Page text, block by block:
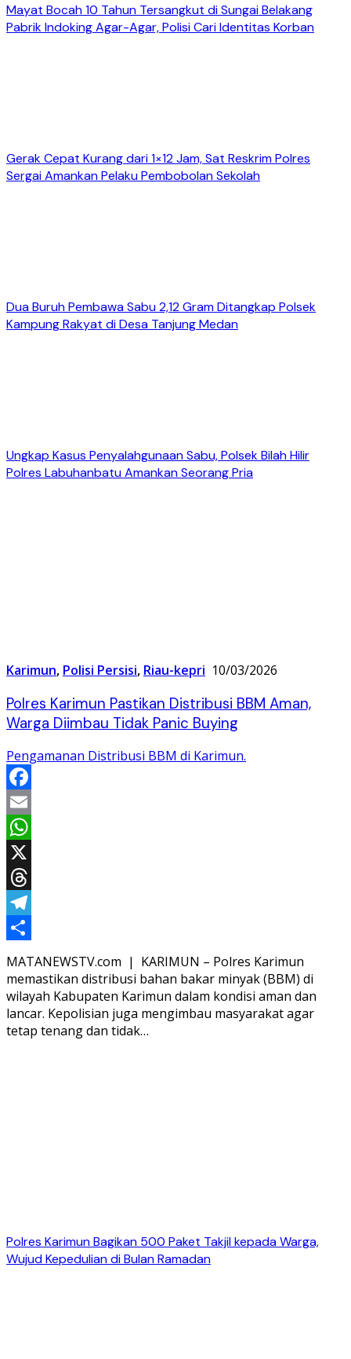
Mayat Bocah 10 Tahun Tersangkut di Sungai Belakang
Pabrik Indoking Agar-Agar, Polisi Cari Identitas Korban
Gerak Cepat Kurang dari 1×12 Jam, Sat Reskrim Polres
Sergai Amankan Pelaku Pembobolan Sekolah
Dua Buruh Pembawa Sabu 2,12 Gram Ditangkap Polsek
Kampung Rakyat di Desa Tanjung Medan
Ungkap Kasus Penyalahgunaan Sabu, Polsek Bilah Hilir
Polres Labuhanbatu Amankan Seorang Pria
Karimun, Polisi Persisi, Riau-kepri 10/03/2026
Polres Karimun Pastikan Distribusi BBM Aman,
Warga Diimbau Tidak Panic Buying
Pengamanan Distribusi BBM di Karimun.
Facebook
Email
WhatsApp
X
Threads
Telegram
Share
MATANEWSTV.com | KARIMUN – Polres Karimun
memastikan distribusi bahan bakar minyak (BBM) di
wilayah Kabupaten Karimun dalam kondisi aman dan
lancar. Kepolisian juga mengimbau masyarakat agar
tetap tenang dan tidak…
Polres Karimun Bagikan 500 Paket Takjil kepada Warga,
Wujud Kepedulian di Bulan Ramadan